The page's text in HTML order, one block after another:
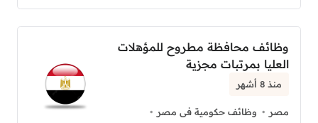
وظائف محافظة مطروح للمؤهلات
العليا بمرتبات مجزية
منذ 8 أشهر
مصر
وظائف حكومية فى مصر